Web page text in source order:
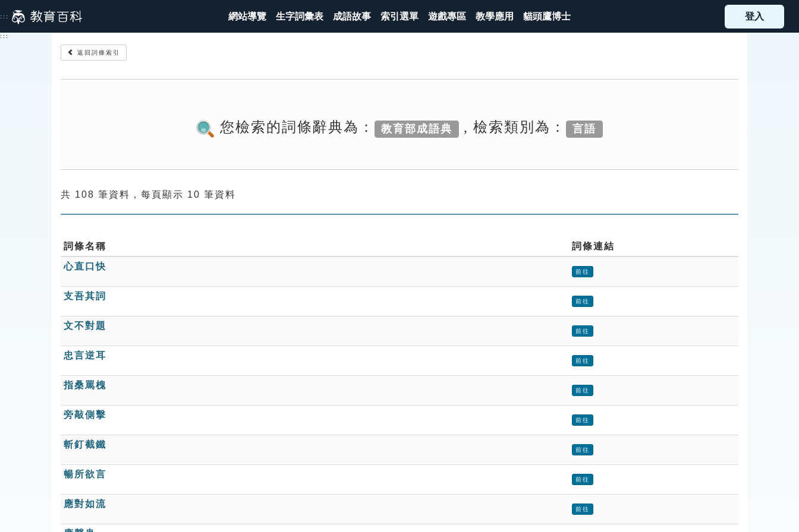
到
主
::: 網站導覽 生字詞彙表 成語故事 索引選單 遊戲專區 教學應用 貓頭鷹博士 登入
:::
返回詞條索引
您檢索的詞條辭典為： 教育部成語典 , 檢索類別為： 言語
共 108 筆資料，每頁顯示 10 筆資料
詞條名稱
詞條連結
心直口快
前往
支吾其詞
前往
文不對題
前往
忠言逆耳
前往
指桑罵槐
前往
旁敲側擊
前往
斬釘截鐵
前往
暢所欲言
前往
應對如流
前往